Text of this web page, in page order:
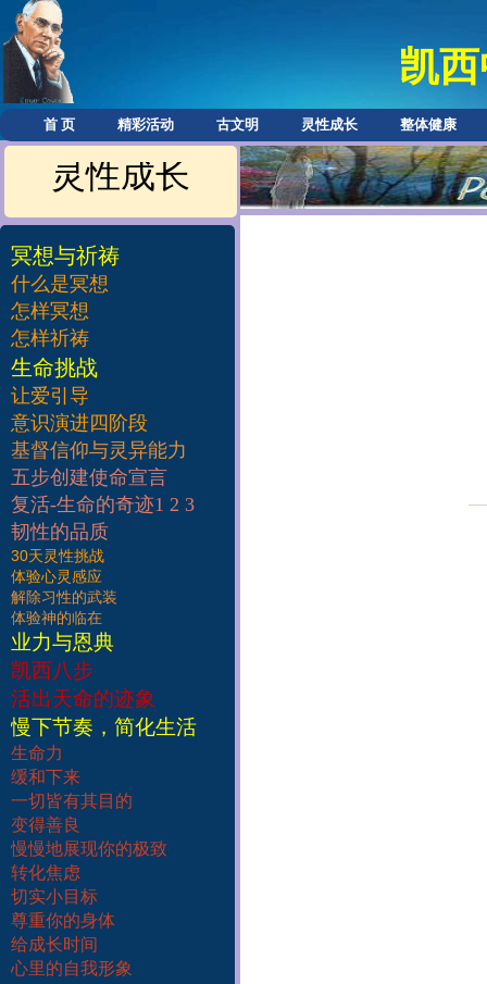
凯
首 页 精彩活动 古文明 灵性成长 整体健康
灵性成长
冥想与祈祷
什么是冥想
怎样冥想
怎样祈祷
​生命挑战
让爱引导
意识演进四阶段
基督信仰与灵异能力
五步创建使命宣言
复活-生命的奇迹1 2 3
韧性的品质
30天灵性挑战
体验心灵感应
解除习性的武装
体验神的临在
业力与恩典
凯西八步
活出天命的迹象
慢下节奏，简化生活
生命力
缓和下来
一切皆有其目的
变得善良
慢慢地展现你的极致
转化焦虑
切实小目标
尊重你的身体
给成长时间
心里的自我形象